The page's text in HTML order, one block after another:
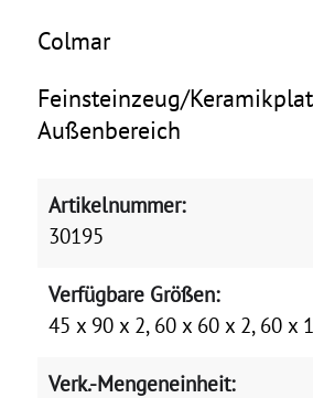
Colmar
Feinsteinzeug/
Außenbereich
Artikelnummer:
30195
Verfügbare Größen:
45 x 90 x 2, 60 x 60 x 2, 60 x
Verk.-Mengeneinheit: